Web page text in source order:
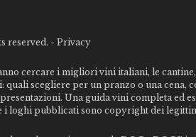
reserved. - Privacy
cercare i migliori vini italiani, le
scegliere per un pranzo o una cena,
Una guida vini completa ed
i loghi pubblicati sono copyright dei